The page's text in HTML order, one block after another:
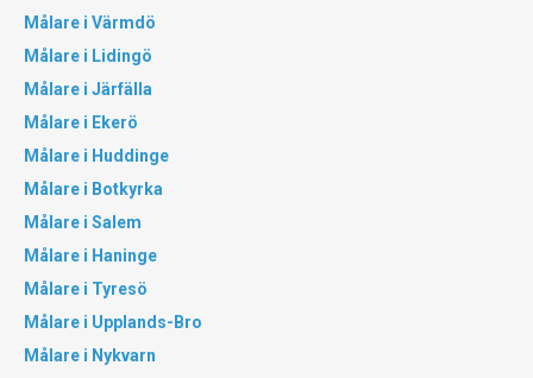
Målare i Värmdö
Målare i Lidingö
Målare i Järfälla
Målare i Ekerö
Målare i Huddinge
Målare i Botkyrka
Målare i Salem
Målare i Haninge
Målare i Tyresö
Målare i Upplands-Bro
Målare i Nykvarn